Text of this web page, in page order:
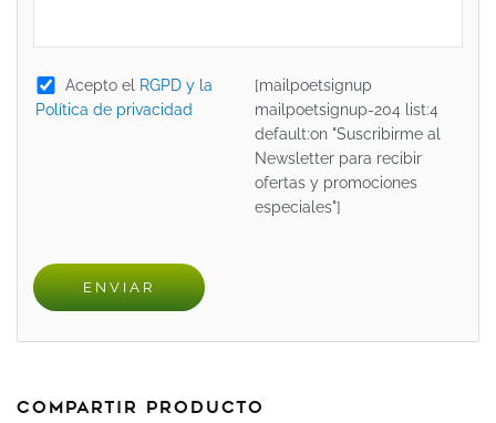
Acepto el
RGPD y la
Política de privacidad
[mailpoetsignup
mailpoetsignup-204 list:4
default:on "Suscribirme al
Newsletter para recibir
ofertas y promociones
especiales"]
Compartir producto